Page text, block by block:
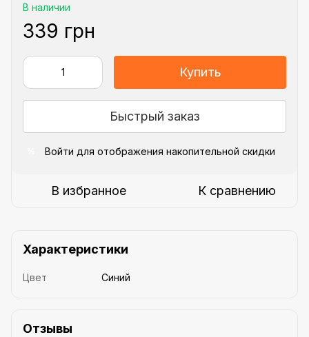
В наличии
339 грн
Купить
Быстрый заказ
Войти для отображения накопительной скидки
В избранное К сравнению
Характеристики
Цвет Синий
Отзывы